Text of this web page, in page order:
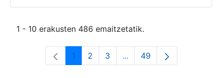
1 - 10 erakusten 486 emaitzetatik.
Orrialdea
1 Orrialdea
2 Orrialdea
3 ...Intermediate Pages Use
Orrialdea
49